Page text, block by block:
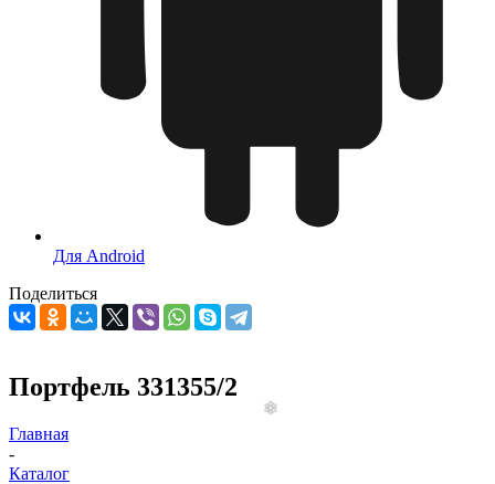
Для Android
Поделиться
Портфель 331355/2
Главная
-
Каталог